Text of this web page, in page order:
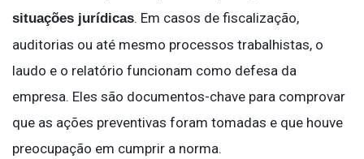
situações jurídicas. Em casos de fiscalização,
auditorias ou até mesmo processos trabalhistas, o
laudo e o relatório funcionam como defesa da
empresa. Eles são documentos-chave para comprovar
que as ações preventivas foram tomadas e que houve
preocupação em cumprir a norma.